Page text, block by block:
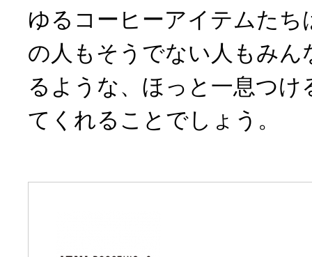
ゆるコーヒーアイテムたち
の人もそうでない人もみん
るような、ほっと一息つけ
てくれることでしょう。